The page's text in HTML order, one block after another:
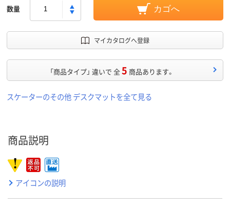
数量 カゴへ
マイカタログへ登録
「商品タイプ」 違いで 全5 商品あります。
スケーターのその他 デスクマットを全て見る
商品説明
アイコンの説明